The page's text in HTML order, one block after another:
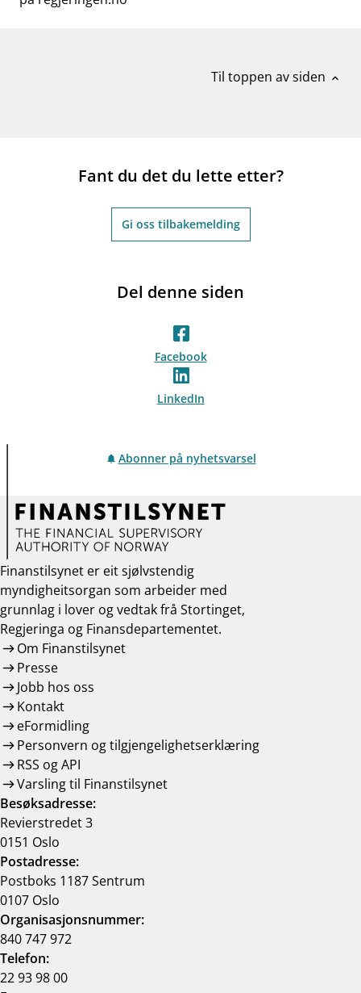
Til toppen av siden expand_less
Fant du det du lette etter?
Gi oss tilbakemelding
Del denne siden
Facebook
LinkedIn
Abonner på nyhetsvarsel
Finanstilsynet er eit sjølvstendig
myndigheitsorgan som arbeider med
grunnlag i lover og vedtak frå Stortinget,
Regjeringa og Finansdepartementet.
Om Finanstilsynet
Presse
Jobb hos oss
Kontakt
eFormidling
Personvern og tilgjengelighetserklæring
RSS og API
Varsling til Finanstilsynet
Besøksadresse:
Revierstredet 3
0151 Oslo
Postadresse:
Postboks 1187 Sentrum
0107 Oslo
Organisasjonsnummer:
840 747 972
Telefon:
22 93 98 00